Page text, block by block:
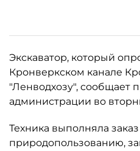
Экскаватор, который
Кронверкском канале
"Ленводхозу", сообщает
администрации во
Техника выполняла
природопользованию,